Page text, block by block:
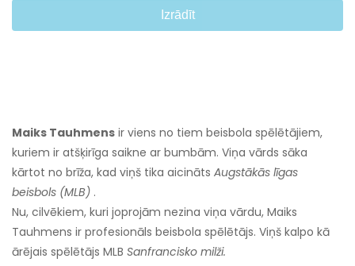
Izrādīt
Maiks Tauhmens ir viens no tiem beisbola spēlētājiem,
kuriem ir atšķirīga saikne ar bumbām. Viņa vārds sāka
kārtot no brīža, kad viņš tika aicināts Augstākās līgas
beisbols (MLB) .
Nu, cilvēkiem, kuri joprojām nezina viņa vārdu, Maiks
Tauhmens ir profesionāls beisbola spēlētājs. Viņš kalpo kā
ārējais spēlētājs MLB Sanfrancisko milži.